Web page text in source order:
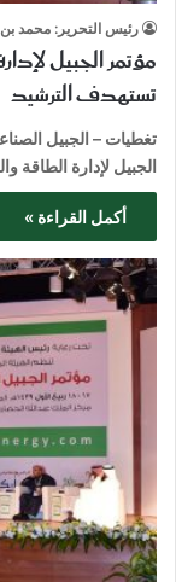
رئيس التحرير: محمد
مؤتمر الجبيل
تستهدف الترشيد
تغطيات – الجبيل
الجبيل لإدارة
أكمل القراءة »